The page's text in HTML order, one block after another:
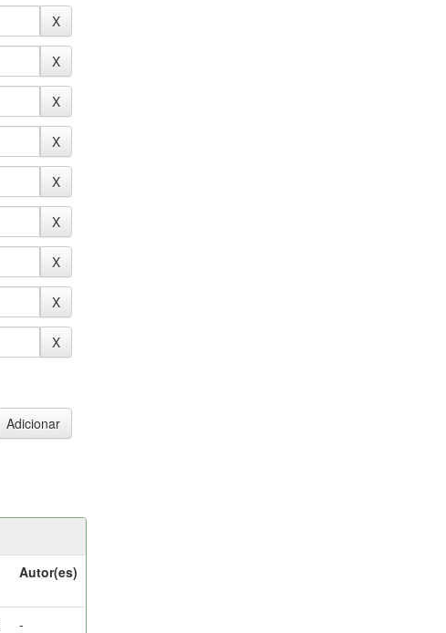
Autor(es)
-